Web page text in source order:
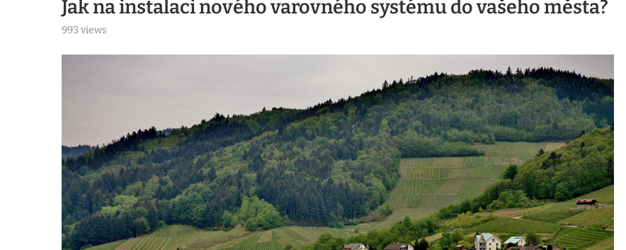
Jak na instalaci nového varovného systému do vašeho města?
993 views